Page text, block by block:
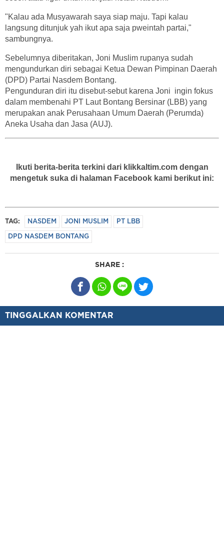
"Kalau ada Musyawarah saya siap maju. Tapi kalau
langsung ditunjuk yah ikut apa saja pweintah partai,"
sambungnya.
Sebelumnya diberitakan, Joni Muslim rupanya sudah
mengundurkan diri sebagai Ketua Dewan Pimpinan Daerah
(DPD) Partai Nasdem Bontang.
Pengunduran diri itu disebut-sebut karena Joni ingin fokus
dalam membenahi PT Laut Bontang Bersinar (LBB) yang
merupakan anak Perusahaan Umum Daerah (Perumda)
Aneka Usaha dan Jasa (AUJ).
Ikuti berita-berita terkini dari klikkaltim.com dengan
mengetuk suka di halaman Facebook kami berikut ini:
TAG: NASDEM JONI MUSLIM PT LBB
DPD NASDEM BONTANG
SHARE :
TINGGALKAN KOMENTAR